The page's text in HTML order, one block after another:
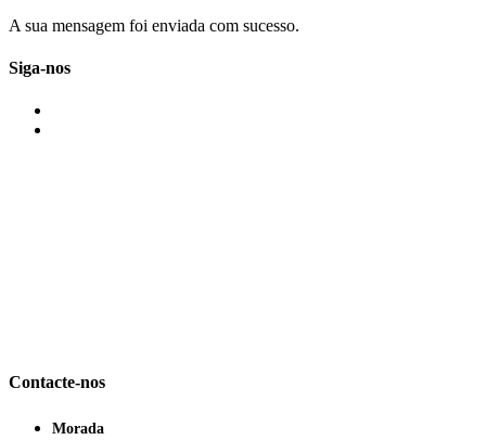
A sua mensagem foi enviada com sucesso.
Siga-nos
Contacte-nos
Morada